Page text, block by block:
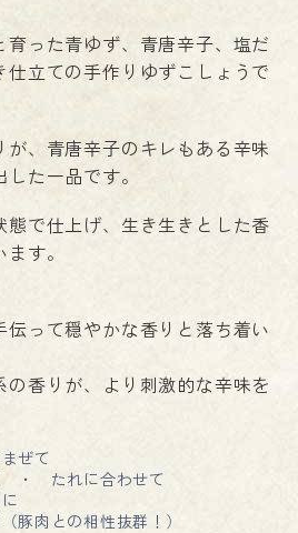
った青ゆず、青唐辛子、塩だ
仕立ての手作りゆずこしょうで
、青唐辛子のキレもある辛味
た一品です。
で仕上げ、生き生きとした香
す。
って穏やかな香りと落ち着い
香りが、より刺激的な辛味を
ぜて
・ たれに合わせて
豚肉との相性抜群！）